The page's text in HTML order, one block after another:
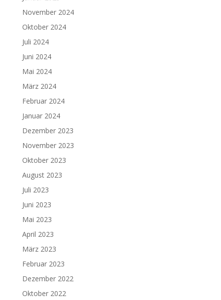
November 2024
Oktober 2024
Juli 2024
Juni 2024
Mai 2024
März 2024
Februar 2024
Januar 2024
Dezember 2023
November 2023
Oktober 2023
August 2023
Juli 2023
Juni 2023
Mai 2023
April 2023
März 2023
Februar 2023
Dezember 2022
Oktober 2022